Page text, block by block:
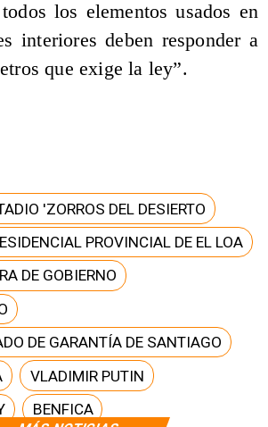
los elementos usados en
interiores deben responder a
que exige la ley”.
'ZORROS DEL DESIERTO
PROVINCIAL DE EL LOA
DE GOBIERNO
DE GARANTÍA DE SANTIAGO
VLADIMIR PUTIN
BENFICA